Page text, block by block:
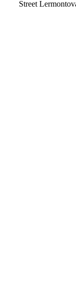
Street